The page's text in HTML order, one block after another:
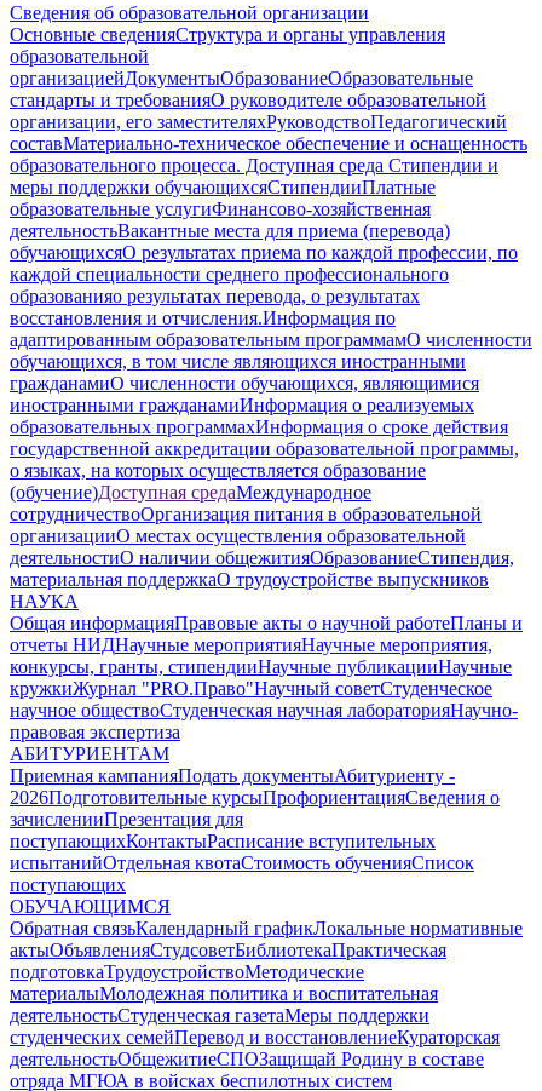
Сведения об образовательной организации
Основные сведенияСтруктура и органы управления
образовательной
организациейДокументыОбразованиеОбразовательные
стандарты и требованияО руководителе образовательной
организации, его заместителяхРуководствоПедагогический
составМатериально-техническое обеспечение и оснащенность
образовательного процесса. Доступная среда Стипендии и
меры поддержки обучающихсяСтипендииПлатные
образовательные услугиФинансово-хозяйственная
деятельностьВакантные места для приема (перевода)
обучающихсяО результатах приема по каждой профессии, по
каждой специальности среднего профессионального
образованияо результатах перевода, о результатах
восстановления и отчисления.Информация по
адаптированным образовательным программамО численности
обучающихся, в том числе являющихся иностранными
гражданамиО численности обучающихся, являющимися
иностранными гражданамиИнформация о реализуемых
образовательных программахИнформация о сроке действия
государственной аккредитации образовательной программы,
о языках, на которых осуществляется образование
(обучение)Доступная средаМеждународное
сотрудничествоОрганизация питания в образовательной
организацииО местах осуществления образовательной
деятельностиО наличии общежитияОбразованиеСтипендия,
материальная поддержкаО трудоустройстве выпускников
НАУКА
Общая информацияПравовые акты о научной работеПланы и
отчеты НИДНаучные мероприятияНаучные мероприятия,
конкурсы, гранты, стипендииНаучные публикацииНаучные
кружкиЖурнал "PRO.Право"Научный советСтуденческое
научное обществоСтуденческая научная лабораторияНаучно-
правовая экспертиза
АБИТУРИЕНТАМ
Приемная кампанияПодать документыАбитуриенту -
2026Подготовительные курсыПрофориентацияСведения о
зачисленииПрезентация для
поступающихКонтактыРасписание вступительных
испытанийОтдельная квотаСтоимость обученияCписок
поступающих
ОБУЧАЮЩИМСЯ
Обратная связьКалендарный графикЛокальные нормативные
актыОбъявленияСтудсоветБиблиотекаПрактическая
подготовкаТрудоустройствоМетодические
материалыМолодежная политика и воспитательная
деятельностьСтуденческая газетаМеры поддержки
студенческих семейПеревод и восстановлениеКураторская
деятельностьОбщежитиеСПОЗащищай Родину в составе
отряда МГЮА в войсках беспилотных систем